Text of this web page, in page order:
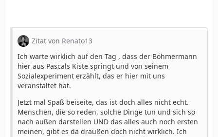
Zitat von Renato13
Ich warte wirklich auf den Tag , dass der Böhmermann
hier aus Pascals Kiste springt und von seinem
Sozialexperiment erzählt, das er hier mit uns
veranstaltet hat.
Jetzt mal Spaß beiseite, das ist doch alles nicht echt.
Menschen, die so reden, solche Dinge tun und sich so
nach außen darstellen UND das alles auch noch ersten
meinen, gibt es da draußen doch nicht wirklich. Ich